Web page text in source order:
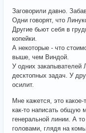
Заговорили давно.
Одни говорят, что
Другие бьют себя в
копейки.
А некоторые - что
выше, чем Виндой.
У одних закапывателей
десктопных задач. У
осилит.
Мне кажется, это
как-то написать общую
генеральной линии. А
головами, глядя на